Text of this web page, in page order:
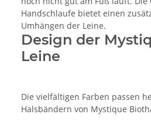
Handschlaufe bietet einen
Umhängen der Leine.
Design der
Leine
Die vielfältigen Farben passen
Halsbändern von Mystique